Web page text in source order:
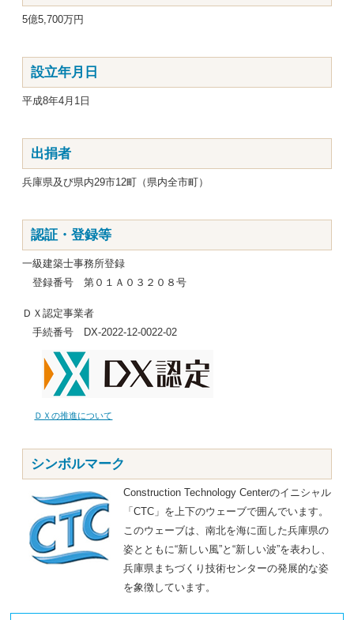
5億5,700万円
設立年月日
平成8年4月1日
出捐者
兵庫県及び県内29市12町（県内全市町）
認証・登録等
一級建築士事務所登録
登録番号 第０１Ａ０３２０８号
ＤＸ認定事業者
手続番号 DX-2022-12-0022-02
ＤＸの推進について
シンボルマーク
Construction Technology Centerのイニシャル
「CTC」を上下のウェーブで囲んでいます。
このウェーブは、南北を海に面した兵庫県の
姿とともに“新しい風”と“新しい波”を表わし、
兵庫県まちづくり技術センターの発展的な姿
を象徴しています。